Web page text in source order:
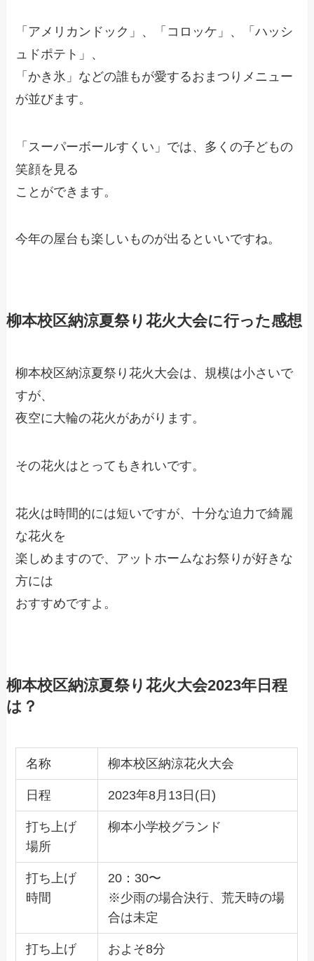
「アメリカンドック」、「コロッケ」、「ハッシ
ュドポテト」、
「かき氷」などの誰もが愛するおまつりメニュー
が並びます。
「スーパーボールすくい」では、多くの子どもの
笑顔を見る
ことができます。
今年の屋台も楽しいものが出るといいですね。
柳本校区納涼夏祭り花火大会に行った感想
柳本校区納涼夏祭り花火大会は、規模は小さいで
すが、
夜空に大輪の花火があがります。
その花火はとってもきれいです。
花火は時間的には短いですが、十分な迫力で綺麗
な花火を
楽しめますので、アットホームなお祭りが好きな
方には
おすすめですよ。
柳本校区納涼夏祭り花火大会2023年日程
は？
名称 柳本校区納涼花火大会
日程 2023年8月13日(日)
打ち上げ
場所
柳本小学校グランド
打ち上げ
時間
20：30〜
※少雨の場合決行、荒天時の場
合は未定
打ち上げ
およそ8分